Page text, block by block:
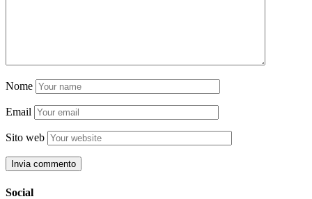
Nome
Email
Sito web
Social